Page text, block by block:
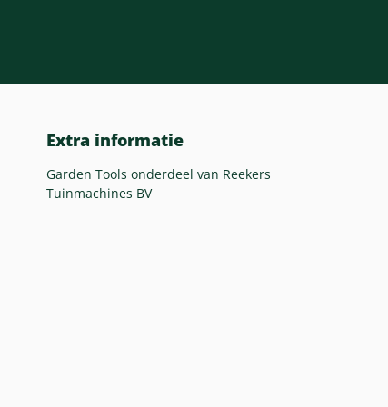
Extra informatie
Garden Tools onderdeel van Reekers
Tuinmachines BV